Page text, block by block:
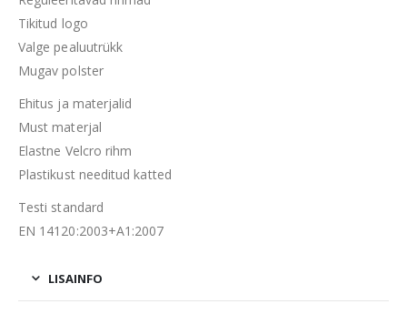
Tikitud logo
Valge pealuutrükk
Mugav polster
Ehitus ja materjalid
Must materjal
Elastne Velcro rihm
Plastikust needitud katted
Testi standard
EN 14120:2003+A1:2007
LISAINFO